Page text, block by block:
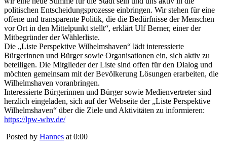
politischen Entscheidungsprozesse einbringen. Wir stehen für eine
offene und transparente Politik, die die Bedürfnisse der Menschen
vor Ort in den Mittelpunkt stellt“, erklärt Ulf Berner, einer der
Mitbegründer der Wählerliste.
Die „Liste Perspektive Wilhelmshaven“ lädt interessierte
Bürgerinnen und Bürger sowie Organisationen ein, sich aktiv zu
beteiligen. Die Mitglieder der Liste sind offen für den Dialog und
möchten gemeinsam mit der Bevölkerung Lösungen erarbeiten, die
Wilhelmshaven voranbringen.
Interessierte Bürgerinnen und Bürger sowie Medienvertreter sind
herzlich eingeladen, sich auf der Webseite der „Liste Perspektive
Wilhelmshaven“ über die Ziele und Aktivitäten zu informieren:
https://lpw-whv.de/
Posted by Hannes at 0:00